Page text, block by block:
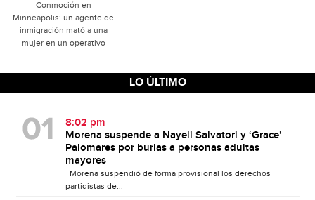
Conmoción en
Minneapolis: un agente de
inmigración mató a una
mujer en un operativo
LO ÚLTIMO
8:02 pm
Morena suspende a Nayeli Salvatori y ‘Grace’
Palomares por burlas a personas adultas
mayores
Morena suspendió de forma provisional los derechos
partidistas de...